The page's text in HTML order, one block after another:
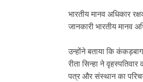
भारतीय मानव अधिकार
जानकारी भारतीय मानव
उन्होंने बताया कि
रीता सिन्हा ने
पत्र और संस्थान का